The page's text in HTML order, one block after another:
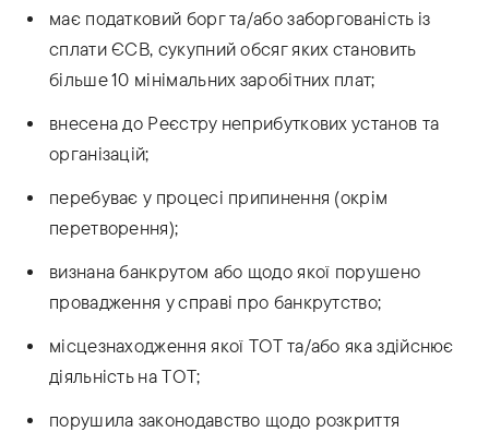
має податковий борг та/або заборгованість із
сплати ЄСВ, сукупний обсяг яких становить
більше 10 мінімальних заробітних плат;
внесена до Реєстру неприбуткових установ та
організацій;
перебуває у процесі припинення (окрім
перетворення);
визнана банкрутом або щодо якої порушено
провадження у справі про банкрутство;
місцезнаходження якої ТОТ та/або яка здійснює
діяльність на ТОТ;
порушила законодавство щодо розкриття